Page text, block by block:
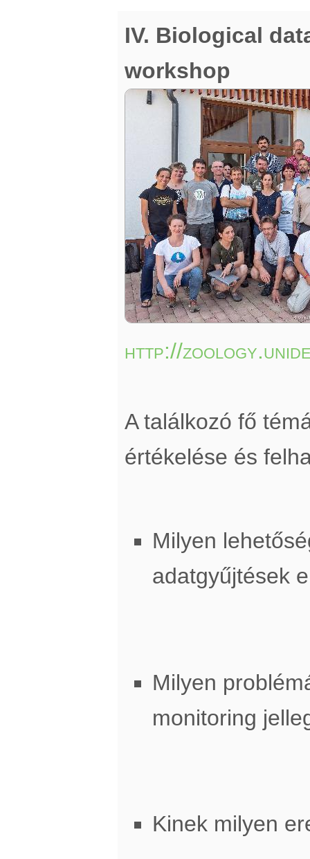
IV. Biological
workshop
http://
A találkozó fő
értékelése és
Milyen
adatgyűjtések
Milyen
monitoring
Kinek milyen